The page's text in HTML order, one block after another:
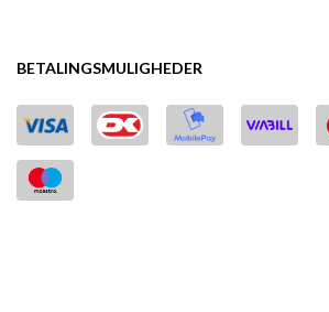
BETALINGSMULIGHEDER